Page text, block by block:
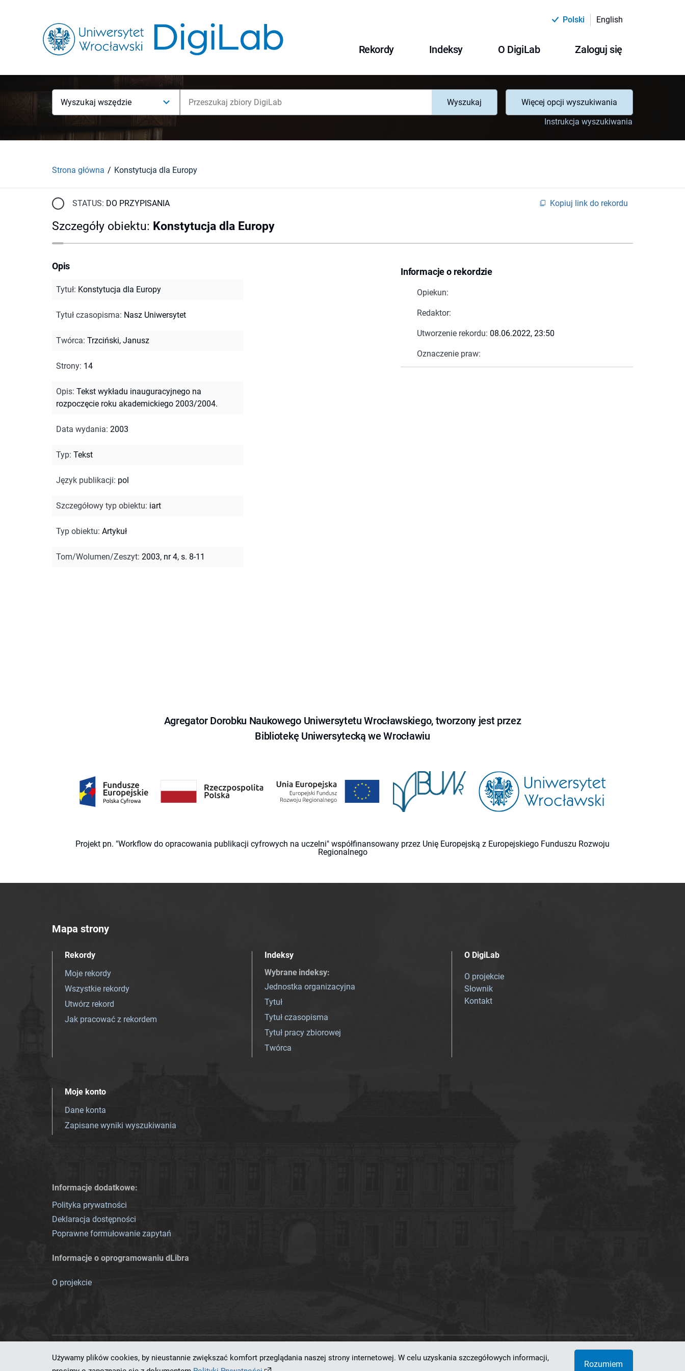
Polski English
Rekordy Indeksy O DigiLab Zaloguj się
Wyszukaj wszędzie Wyszukaj
Więcej opcji wyszukiwania
Instrukcja wyszukiwania
Strona główna Konstytucja dla Europy
STATUS: DO PRZYPISANIA Kopiuj link do rekordu
Szczegóły obiektu: Konstytucja dla Europy
Informacje o rekordzie
Opiekun:
Redaktor:
Utworzenie rekordu: 08.06.2022, 23:50
Oznaczenie praw:
Opis
Tytuł: Konstytucja dla Europy
Tytuł czasopisma: Nasz Uniwersytet
Twórca: Trzciński, Janusz
Strony: 14
Opis: Tekst wykładu inauguracyjnego na
rozpoczęcie roku akademickiego 2003/2004.
Data wydania: 2003
Typ: Tekst
Język publikacji: pol
Szczegółowy typ obiektu: iart
Typ obiektu: Artykuł
Tom/Wolumen/Zeszyt: 2003, nr 4, s. 8-11
Agregator Dorobku Naukowego Uniwersytetu Wrocławskiego, tworzony jest przez
Bibliotekę Uniwersytecką we Wrocławiu
Projekt pn. "Workflow do opracowania publikacji cyfrowych na uczelni" współfinansowany przez Unię Europejską z Europejskiego Funduszu Rozwoju
Regionalnego
Mapa strony
Rekordy
Moje rekordy
Wszystkie rekordy
Utwórz rekord
Jak pracować z rekordem
Indeksy
Wybrane indeksy:
Jednostka organizacyjna
Tytuł
Tytuł czasopisma
Tytuł pracy zbiorowej
Twórca
O DigiLab
O projekcie
Słownik
Kontakt
Moje konto
Dane konta
Zapisane wyniki wyszukiwania
Informacje dodatkowe:
Polityka prywatności
Deklaracja dostępności
Poprawne formułowanie zapytań
Informacje o oprogramowaniu dLibra
O projekcie
Ten serwis działa dzięki oprogramowaniudLibra 7.0.0-SNAPSHOT opracowanemu przezPoznańskie Centrum Superkomputerowo-Sieciowe
Używamy plików cookies, by nieustannie zwiększać komfort przeglądania naszej strony internetowej. W celu uzyskania szczegółowych informacji,
Rozumiem